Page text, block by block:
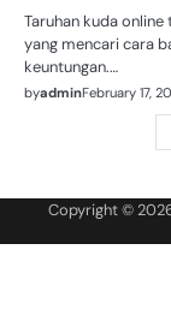
Taruhan kuda
yang mencari cara
keuntungan.…
byadminFebruary 17,
Copyright ©